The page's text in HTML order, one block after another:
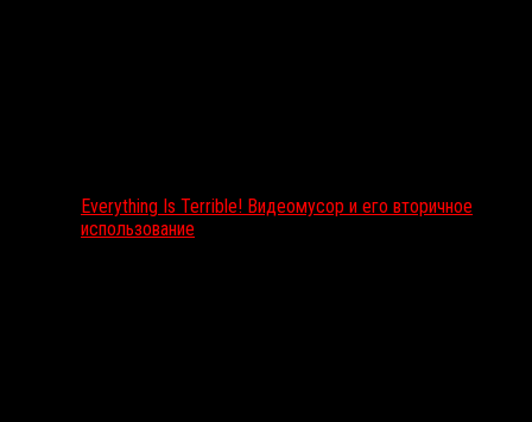
Everything Is Terrible! Видеомусор и его вторичное
использование